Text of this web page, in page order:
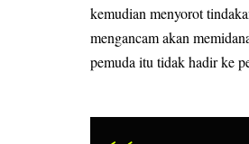
kemudian menyorot
mengancam akan
pemuda itu tidak hadir ke